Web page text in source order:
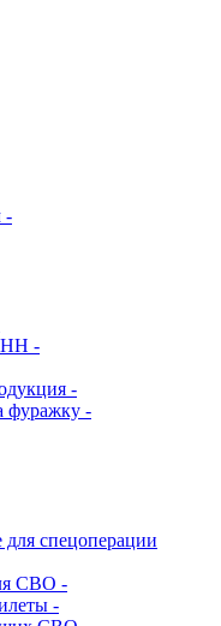
-
-
-
фуражку -
спецоперации
СВО -
-